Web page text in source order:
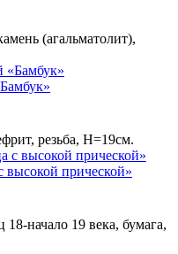
(агальматолит),
резьба, Н=19см.
прической»
начало 19 века, бумага,